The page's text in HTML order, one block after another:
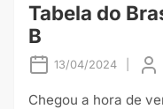
Tabela do
B
13/04/2024
Chegou a hora de